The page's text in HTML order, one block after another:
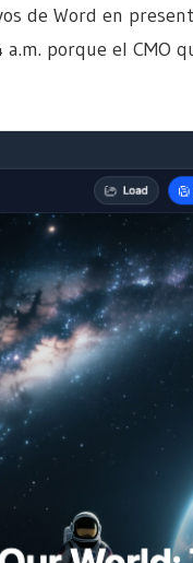
de Word en
porque el CMO